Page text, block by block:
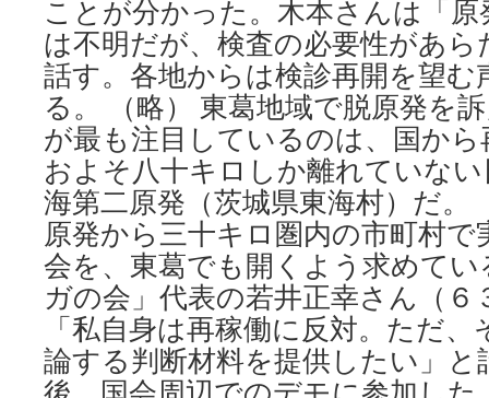
ことが分かった。木本さんは「
は不明だが、検査の必要性があ
話す。各地からは検診再開を望
る。 （略） 東葛地域で脱原発を
が最も注目しているのは、国か
およそ八十キロしか離れていな
海第二原発（茨城県東海村）だ
原発から三十キロ圏内の市町村
会を、東葛でも開くよう求めて
ガの会」代表の若井正幸さん（６
「私自身は再稼働に反対。ただ
論する判断材料を提供したい」